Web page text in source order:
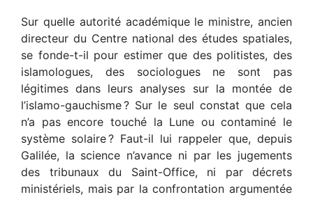
Sur quelle autorité académique le ministre, ancien
directeur du Centre national des études spatiales,
se fonde-t-il pour estimer que des politistes, des
islamologues, des sociologues ne sont pas
légitimes dans leurs analyses sur la montée de
l’islamo-gauchisme ? Sur le seul constat que cela
n’a pas encore touché la Lune ou contaminé le
système solaire ? Faut-il lui rappeler que, depuis
Galilée, la science n’avance ni par les jugements
des tribunaux du Saint-Office, ni par décrets
ministériels, mais par la confrontation argumentée